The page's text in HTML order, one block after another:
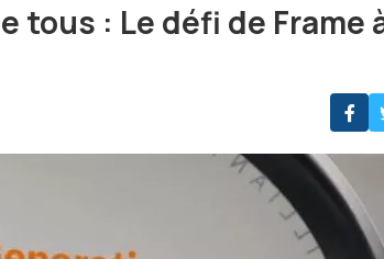
tous : Le défi de Frame